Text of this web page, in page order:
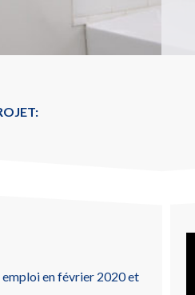
emploi en février 2020 et